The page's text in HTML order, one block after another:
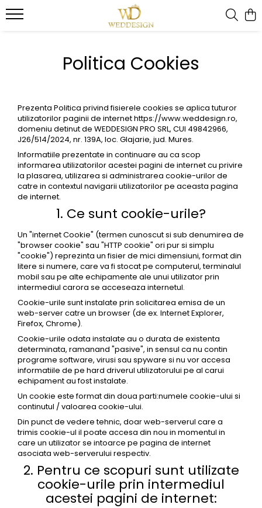
CARTI DE VIZITA
CARD FIDELITATE
MAPE PERSONALIZATE
AFISE
DIPLOME
ECUSOANE PERSONALIZATE
FELICITARI PERSONALIZATE
CARTON SPECIAL
Invitatii nunta
Colectia Invitatii Luxury
Invitatii online
Plicuri de bani/ Placecard-uri
Meniuri pentru nunta
Numere mese
Panouri intrare
Lista de invitati organizare mese
Panouri intampinare
Etichete marturii
Semne de carte
Marturii cu citate
Alte produse nunta
Invitatii botez
Invitatii online botez
Meniuri botez
Plicuri de bani/ Placecard botez
Numere botez
Lista invitati botez
Politica Cookies
Prezenta Politica privind fisierele cookies se aplica tuturor
utilizatorilor paginii de internethttps://www.weddesign.ro,
domeniu detinut de WEDDESIGN PRO SRL, CUI 49842966,
J26/514/2024, nr. 139A, loc. Glajarie, jud. Mures.
Informatiile prezentate in continuare au ca scop
informarea utilizatorilor acestei pagini de internet cu privire
la plasarea, utilizarea si administrarea cookie-urilor de
catre in contextul navigarii utilizatorilor pe aceasta pagina
de internet.
1. Ce sunt cookie-urile?
Un "internet Cookie" (termen cunoscut si sub denumirea de
"browser cookie" sau "HTTP cookie" ori pur si simplu
"cookie") reprezinta un fisier de mici dimensiuni, format din
litere si numere, care va fi stocat pe computerul, terminalul
mobil sau pe alte echipamente ale unui utilizator prin
intermediul carora se acceseaza internetul.
Cookie-urile sunt instalate prin solicitarea emisa de un
web-server catre un browser (de ex. Internet Explorer,
Firefox, Chrome).
Cookie-urile odata instalate au o durata de existenta
determinata, ramanand "pasive", in sensul ca nu contin
programe software, virusi sau spyware si nu vor accesa
informatiile de pe hard driverul utilizatorului pe al carui
echipament au fost instalate.
Un cookie este format din doua parti:numele cookie-ului si
continutul / valoarea cookie-ului.
Din punct de vedere tehnic, doar web-serverul care a
trimis cookie-ul il poate accesa din nou in momentul in
care un utilizator se intoarce pe pagina de internet
asociata web-serverului respectiv.
2. Pentru ce scopuri sunt utilizate
cookie-urile prin intermediul
acestei pagini de internet: